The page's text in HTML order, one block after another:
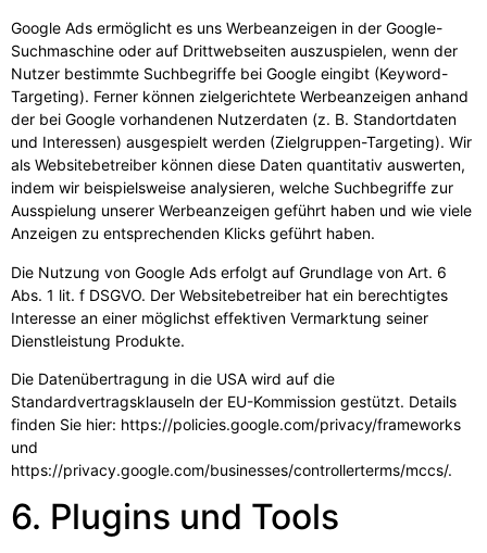
Google Ads ermöglicht es uns Werbeanzeigen in der Google-
Suchmaschine oder auf Drittwebseiten auszuspielen, wenn der
Nutzer bestimmte Suchbegriffe bei Google eingibt (Keyword-
Targeting). Ferner können zielgerichtete Werbeanzeigen anhand
der bei Google vorhandenen Nutzerdaten (z. B. Standortdaten
und Interessen) ausgespielt werden (Zielgruppen-Targeting). Wir
als Websitebetreiber können diese Daten quantitativ auswerten,
indem wir beispielsweise analysieren, welche Suchbegriffe zur
Ausspielung unserer Werbeanzeigen geführt haben und wie viele
Anzeigen zu entsprechenden Klicks geführt haben.
Die Nutzung von Google Ads erfolgt auf Grundlage von Art. 6
Abs. 1 lit. f DSGVO. Der Websitebetreiber hat ein berechtigtes
Interesse an einer möglichst effektiven Vermarktung seiner
Dienstleistung Produkte.
Die Datenübertragung in die USA wird auf die
Standardvertragsklauseln der EU-Kommission gestützt. Details
finden Sie hier: https://policies.google.com/privacy/frameworks
und
https://privacy.google.com/businesses/controllerterms/mccs/.
6. Plugins und Tools